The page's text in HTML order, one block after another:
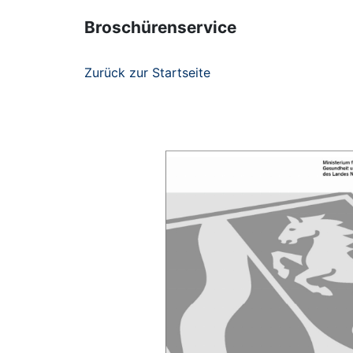
Broschürenservice
Zurück zur Startseite